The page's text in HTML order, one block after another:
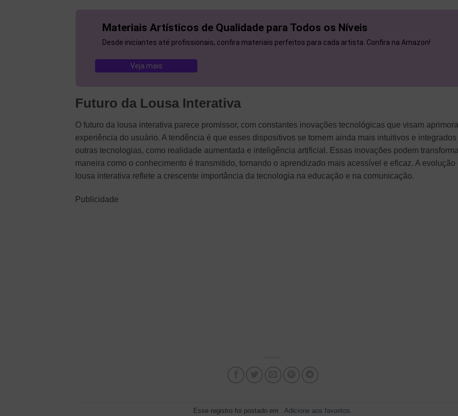
Materiais Artísticos de Qualidade para Todos os Níveis
Desde iniciantes até profissionais, confira materiais perfeitos para cada artista. Confira na Amazon!
Veja mais
Futuro da Lousa Interativa
O futuro da lousa interativa parece promissor, com constantes inovações tecnológicas que visam
experiência do usuário. A tendência é que esses dispositivos se tornem ainda mais intuitivos e integrados
outras tecnologias, como realidade aumentada e inteligência artificial. Essas inovações podem
maneira como o conhecimento é transmitido, tornando o aprendizado mais acessível e eficaz. A evolução
lousa interativa reflete a crescente importância da tecnologia na educação e na comunicação.
Publicidade
Esse registro foi postado em . Adicione aos favoritos.